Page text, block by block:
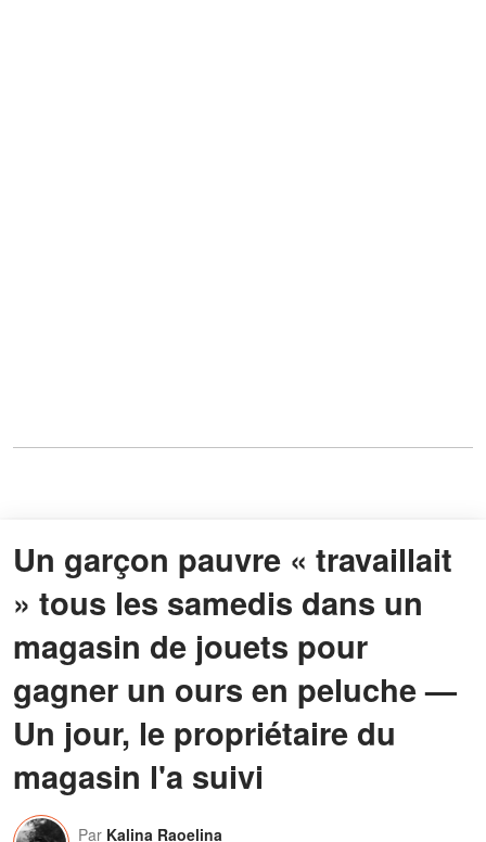
Un garçon pauvre « travaillait
» tous les samedis dans un
magasin de jouets pour
gagner un ours en peluche —
Un jour, le propriétaire du
magasin l'a suivi
Par Kalina Raoelina